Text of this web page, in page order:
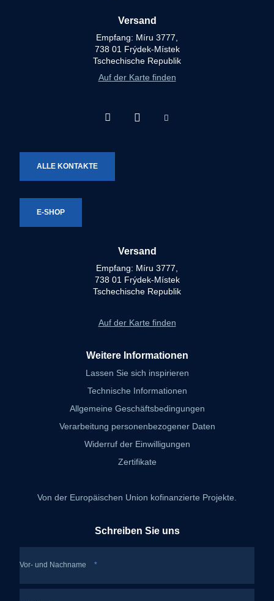
Versand
Empfang: Míru 3777,
738 01 Frýdek-Místek
Tschechische Republik
Auf der Karte finden
ALLE KONTAKTE
E-SHOP
Versand
Empfang: Míru 3777,
738 01 Frýdek-Místek
Tschechische Republik
Auf der Karte finden
Weitere Informationen
Lassen Sie sich inspirieren
Technische Informationen
Allgemeine Geschäftsbedingungen
Verarbeitung personenbezogener Daten
Widerruf der Einwilligungen
Zertifikate
Von der Europäischen Union kofinanzierte Projekte.
Schreiben Sie uns
Vor- und Nachname *